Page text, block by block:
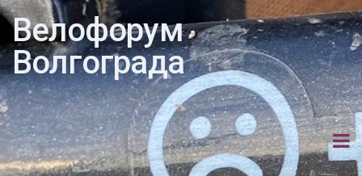
Велофорум
Волгограда